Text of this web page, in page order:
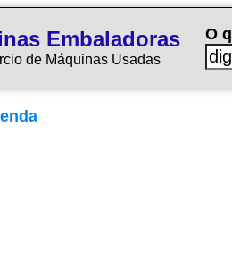
Embaladoras
de Máquinas Usadas
O